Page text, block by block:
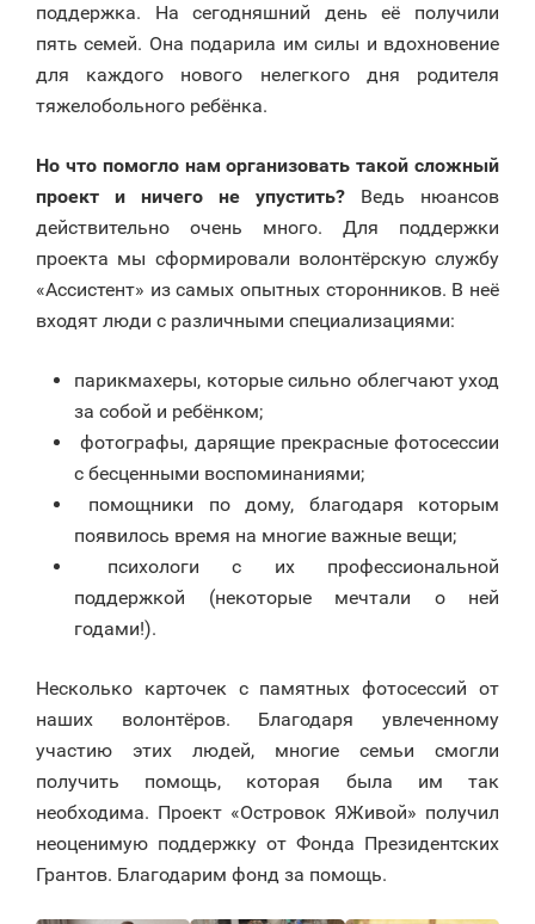
поддержка. На сегодняшний день её получили
пять семей. Она подарила им силы и вдохновение
для каждого нового нелегкого дня родителя
тяжелобольного ребёнка.
Но что помогло нам организовать такой сложный
проект и ничего не упустить? Ведь нюансов
действительно очень много. Для поддержки
проекта мы сформировали волонтёрскую службу
«Ассистент» из самых опытных сторонников. В неё
входят люди с различными специализациями:
парикмахеры, которые сильно облегчают уход
за собой и ребёнком;
фотографы, дарящие прекрасные фотосессии
с бесценными воспоминаниями;
помощники по дому, благодаря которым
появилось время на многие важные вещи;
психологи с их профессиональной
поддержкой (некоторые мечтали о ней
годами!).
Несколько карточек с памятных фотосессий от
наших волонтёров. Благодаря увлеченному
участию этих людей, многие семьи смогли
получить помощь, которая была им так
необходима. Проект «Островок ЯЖивой» получил
неоценимую поддержку от Фонда Президентских
Грантов. Благодарим фонд за помощь.